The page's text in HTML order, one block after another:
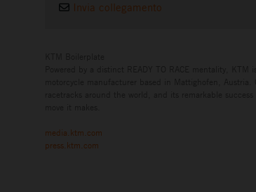
Invia collegamento
media.ktm.com
press.ktm.com